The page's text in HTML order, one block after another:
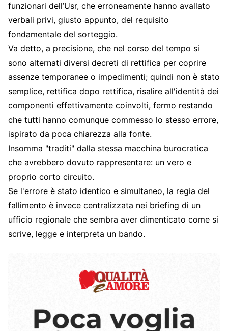
funzionari dell’Usr, che erroneamente hanno avallato
verbali privi, giusto appunto, del requisito
fondamentale del sorteggio.
Va detto, a precisione, che nel corso del tempo si
sono alternati diversi decreti di rettifica per coprire
assenze temporanee o impedimenti; quindi non è stato
semplice, rettifica dopo rettifica, risalire all'identità dei
componenti effettivamente coinvolti, fermo restando
che tutti hanno comunque commesso lo stesso errore,
ispirato da poca chiarezza alla fonte.
Insomma "traditi" dalla stessa macchina burocratica
che avrebbero dovuto rappresentare: un vero e
proprio corto circuito.
Se l'errore è stato identico e simultaneo, la regia del
fallimento è invece centralizzata nei briefing di un
ufficio regionale che sembra aver dimenticato come si
scrive, legge e interpreta un bando.